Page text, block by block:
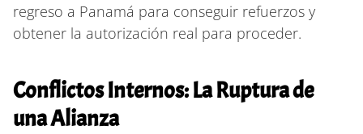
regreso a Panamá para conseguir refuerzos y
obtener la autorización real para proceder.
Conflictos Internos: La Ruptura de
una Alianza